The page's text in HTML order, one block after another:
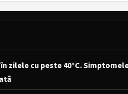
zilele cu peste 40°C.